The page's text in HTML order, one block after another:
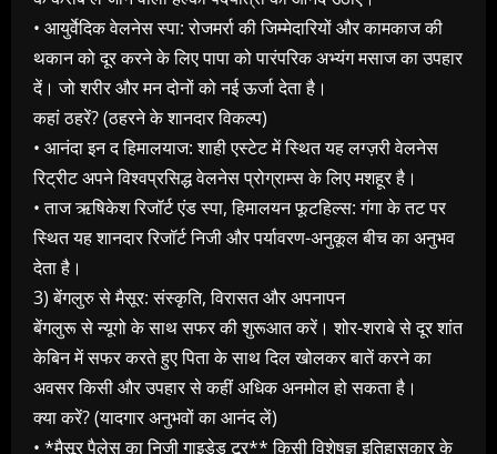
• आयुर्वेदिक वेलनेस स्पा: रोजमर्रा की जिम्मेदारियों और कामकाज की
थकान को दूर करने के लिए पापा को पारंपरिक अभ्यंग मसाज का उपहार
दें। जो शरीर और मन दोनों को नई ऊर्जा देता है।
कहां ठहरें? (ठहरने के शानदार विकल्प)
• आनंदा इन द हिमालयाज: शाही एस्टेट में स्थित यह लग्ज़री वेलनेस
रिट्रीट अपने विश्वप्रसिद्ध वेलनेस प्रोग्राम्‍स के लिए मशहूर है।
• ताज ऋषिकेश रिजॉर्ट एंड स्पा, हिमालयन फूटहिल्स: गंगा के तट पर
स्थित यह शानदार रिजॉर्ट निजी और पर्यावरण-अनुकूल बीच का अनुभव
देता है।
3) बेंगलुरु से मैसूर: संस्कृति, विरासत और अपनापन
बेंगलुरू से न्‍यूगो के साथ सफर की शुरूआत करें। शोर-शराबे से दूर शांत
केबिन में सफर करते हुए पिता के साथ दिल खोलकर बातें करने का
अवसर किसी और उपहार से कहीं अधिक अनमोल हो सकता है।
क्या करें? (यादगार अनुभवों का आनंद लें)
• *मैसूर पैलेस का निजी गाइडेड टूर** किसी विशेषज्ञ इतिहासकार के